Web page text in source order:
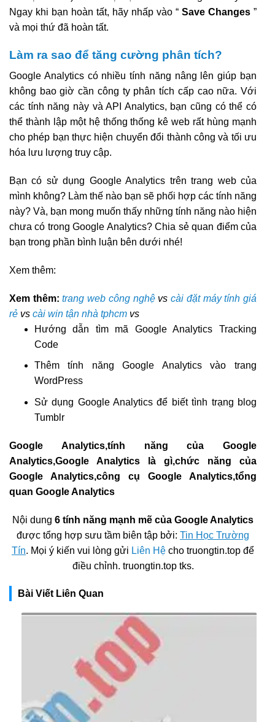
Ngay khi bạn hoàn tất, hãy nhấp vào “ Save Changes ”
và mọi thứ đã hoàn tất.
Làm ra sao để tăng cường phân tích?
Google Analytics có nhiều tính năng nâng lên giúp bạn
không bao giờ cần công ty phân tích cấp cao nữa. Với
các tính năng này và API Analytics, bạn cũng có thể có
thể thành lập một hệ thống thống kê web rất hùng mạnh
cho phép bạn thực hiện chuyển đổi thành công và tối ưu
hóa lưu lượng truy cập.
Bạn có sử dụng Google Analytics trên trang web của
mình không? Làm thế nào bạn sẽ phối hợp các tính năng
này? Và, bạn mong muốn thấy những tính năng nào hiện
chưa có trong Google Analytics? Chia sẻ quan điểm của
bạn trong phần bình luận bên dưới nhé!
Xem thêm:
Xem thêm: trang web công nghệvscài đặt máy tính giá
rẻ vs cài win tận nhà tphcm vs
Hướng dẫn tìm mã Google Analytics Tracking
Code
Thêm tính năng Google Analytics vào trang
WordPress
Sử dụng Google Analytics để biết tình trạng blog
Tumblr
Google Analytics,tính năng của Google
Analytics,Google Analytics là gì,chức năng của
Google Analytics,công cụ Google Analytics,tổng
quan Google Analytics
Nội dung 6 tính năng mạnh mẽ của Google Analytics
được tổng hợp sưu tầm biên tập bởi: Tin Học Trường
Tín. Mọi ý kiến vui lòng gửi Liên Hệ cho truongtin.top để
điều chỉnh. truongtin.top tks.
Bài Viết Liên Quan